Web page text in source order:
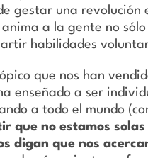
gestar una revolución
a la gente no
habilidades
que nos han
enseñado a ser
a todo el mundo
que no estamos
digan que nos